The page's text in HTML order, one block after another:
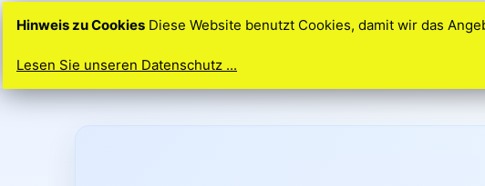
Ihre Idee. Ihre Homepage. So einfach geht’s
Diese Website benutzt Cookies, damit wir das
Lesen Sie unseren Datenschutz ...